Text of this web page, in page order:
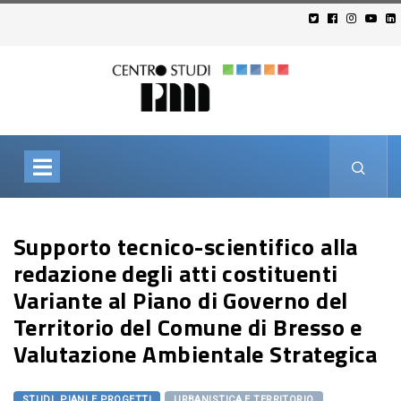
Supporto tecnico-scientifico alla
redazione degli atti costituenti
Variante al Piano di Governo del
Territorio del Comune di Bresso e
Valutazione Ambientale Strategica